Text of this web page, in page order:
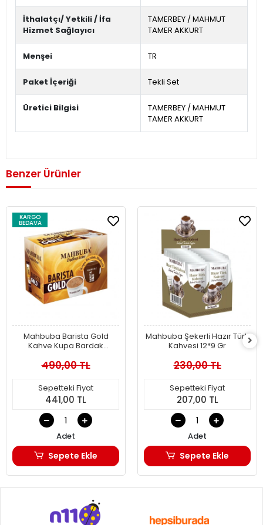
İthalatçı/ Yetkili / İfa
Hizmet Sağlayıcı
TAMERBEY / MAHMUT
TAMER AKKURT
Menşei TR
Paket İçeriği Tekli Set
Üretici Bilgisi
TAMERBEY / MAHMUT
TAMER AKKURT
Benzer Ürünler
KARGO
BEDAVA
Mahbuba Barista Gold
Kahve Kupa Bardak
490,00 TL
Sepetteki Fiyat
441,00 TL
Adet
Sepete Ekle
Mahbuba Şekerli Hazır Türk
Kahvesi 12*9 Gr
230,00 TL
Sepetteki Fiyat
207,00 TL
Adet
Sepete Ekle